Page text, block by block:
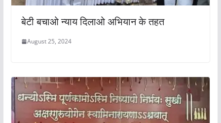
बेटी बचाओ न्याय दिलाओ अभियान के तहत
August 25, 2024